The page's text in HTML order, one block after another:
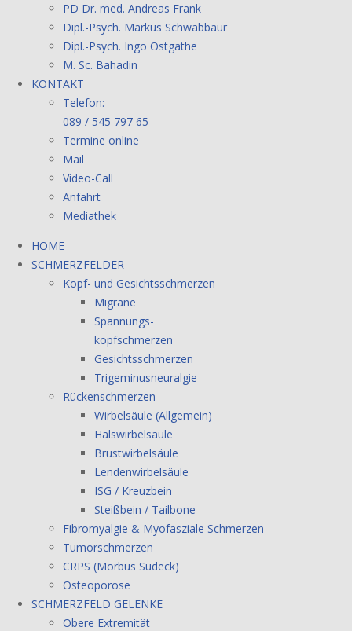
PD Dr. med. Andreas Frank
Dipl.-Psych. Markus Schwabbaur
Dipl.-Psych. Ingo Ostgathe
M. Sc. Bahadin
KONTAKT
Telefon:
089 / 545 797 65
Termine online
Mail
Video-Call
Anfahrt
Mediathek
HOME
SCHMERZFELDER
Kopf- und Gesichtsschmerzen
Migräne
Spannungs-
kopfschmerzen
Gesichtsschmerzen
Trigeminusneuralgie
Rückenschmerzen
Wirbelsäule (Allgemein)
Halswirbelsäule
Brustwirbelsäule
Lendenwirbelsäule
ISG / Kreuzbein
Steißbein / Tailbone
Fibromyalgie & Myofasziale Schmerzen
Tumorschmerzen
CRPS (Morbus Sudeck)
Osteoporose
SCHMERZFELD GELENKE
Obere Extremität